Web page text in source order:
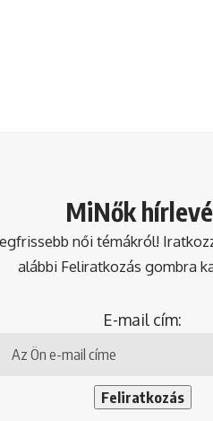
MiNők
női témákról!
alábbi Feliratkozás gombra
E-mail cím: